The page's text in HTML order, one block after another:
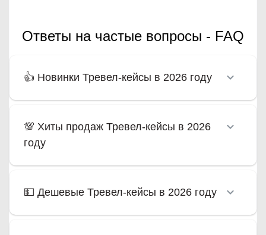
Ответы на частые вопросы - FAQ
👍 Новинки Тревел-кейсы в 2026 году
💯 Хиты продаж Тревел-кейсы в 2026
году
💵 Дешевые Тревел-кейсы в 2026 году